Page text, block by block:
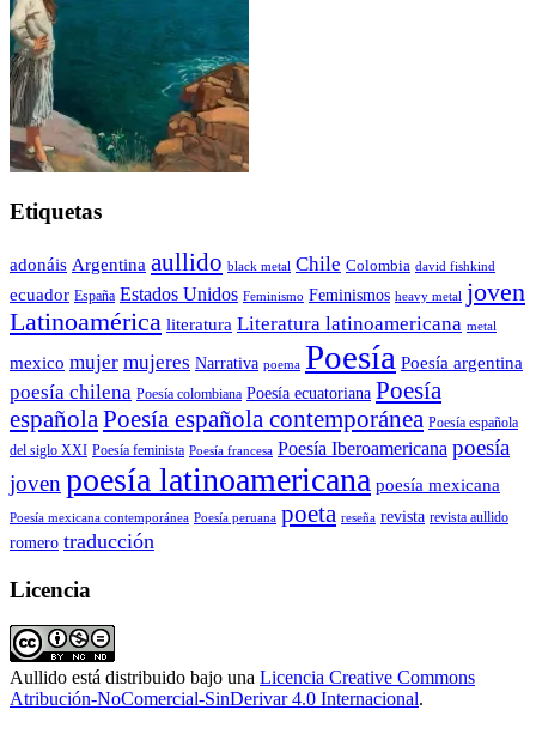
Etiquetas
adonáis Argentina aullido black metal Chile Colombia david fishkind
ecuador España Estados Unidos Feminismo Feminismos heavy metal joven
Latinoamérica literatura Literatura latinoamericana metal
mexico mujer mujeres Narrativa poema Poesía Poesía argentina
poesía chilena Poesía colombiana Poesía ecuatoriana Poesía
española Poesía española contemporánea Poesía española
del siglo XXI Poesía feminista Poesía francesa Poesía Iberoamericana poesía
joven poesía latinoamericana poesía mexicana
Poesía mexicana contemporánea Poesía peruana poeta reseña revista revista aullido
romero traducción
Licencia
Aullido está distribuido bajo una Licencia Creative Commons
Atribución-NoComercial-SinDerivar 4.0 Internacional.